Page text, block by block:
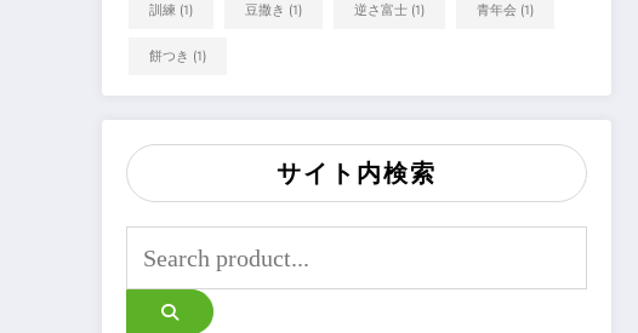
訓練 (1) 豆撒き (1) 逆さ富士 (1) 青年会 (1)
餅つき (1)
サイト内検索